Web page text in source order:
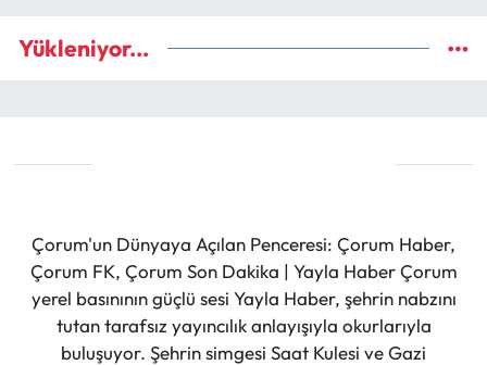
Yükleniyor...
Çorum'un Dünyaya Açılan Penceresi: Çorum Haber,
Çorum FK, Çorum Son Dakika | Yayla Haber Çorum
yerel basınının güçlü sesi Yayla Haber, şehrin nabzını
tutan tarafsız yayıncılık anlayışıyla okurlarıyla
buluşuyor. Şehrin simgesi Saat Kulesi ve Gazi